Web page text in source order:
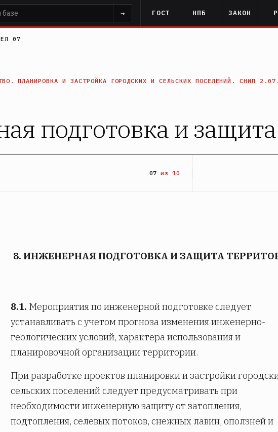
→ ГОСТ НПБ ЗАКОН
07
ПЛАНИРОВКА И ЗАСТРОЙКА ГОРОДСКИХ И СЕЛЬСКИХ ПОСЕЛЕНИЙ. СНИП
подготовка и
07 из 10
8. ИНЖЕНЕРНАЯ ПОДГОТОВКА И ЗАЩИТА
8.1. Мероприятия по инженерной подготовке следует
устанавливать с учетом прогноза изменения инженерно-
геологических условий, характера использования и
планировочной организации территории.
При разработке проектов планировки и застройки
сельских поселений следует предусматривать при
необходимости инженерную защиту от затопления,
подтопления, селевых потоков, снежных лавин, оползней и